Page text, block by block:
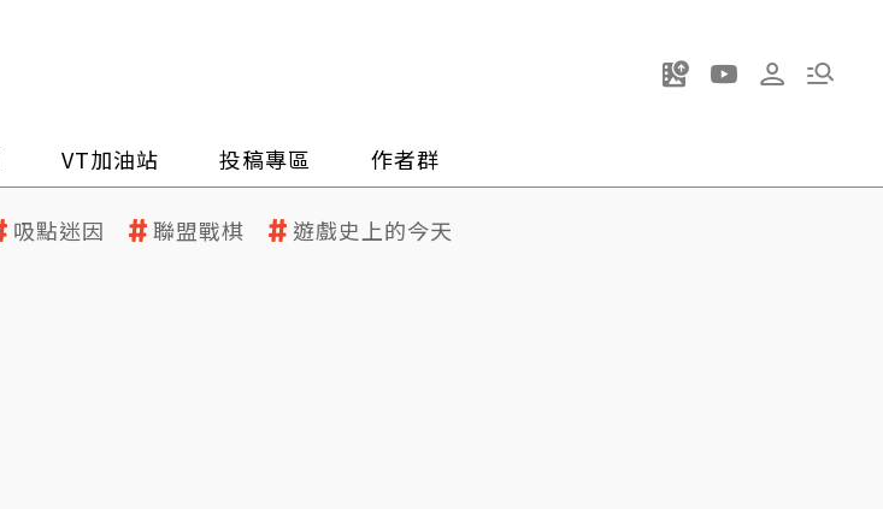
VT加油站 投稿專區 作者群
吸點迷因 聯盟戰棋 遊戲史上的今天